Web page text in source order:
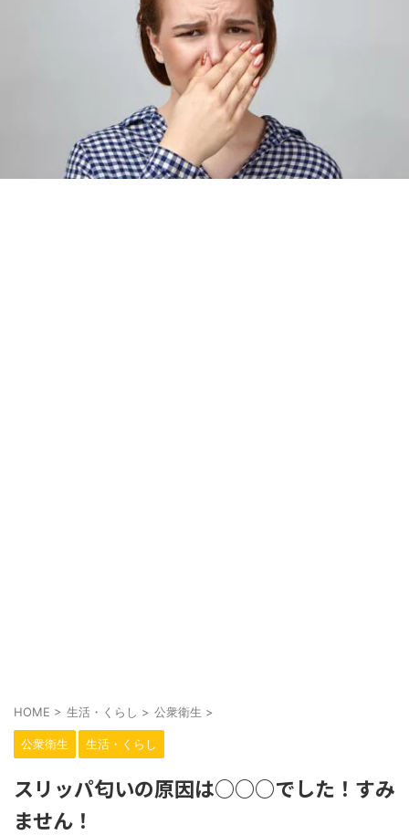
HOME > 生活・くらし > 公衆衛生 >
公衆衛生 生活・くらし
スリッパ匂いの原因は○○○でした！すみ
ません！